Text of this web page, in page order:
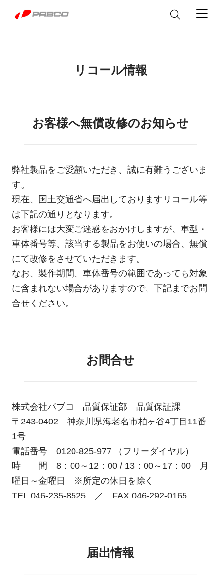
EXEO WING
Heavy Duty
大型ウイング
アルミバン
Heavy/Medium/Light Duty
普通免許で運転できる
「Alumi Van」
集配サービス用「Alumi
Van」
Heavy/Medium/Light Duty Heavy Duty
脱着ボデー
SWAP body
Medium Duty
テールゲートリフター
かくのうリフト すいちょくリフト
メンテナンス
製品取扱説明書
カスタマイズ
塗装
ステッカー
カスタマイズ
企業情報
企業概要
生産・営業拠点
カスタマーサービス
パブコ ブランド
信頼の品質
環境とリサイクル
写真コンテスト
ニュース
ニュース
リコール情報
採用情報
部品発注
お問合せ
リコール情報
お客様へ無償改修のお知らせ
弊社製品をご愛顧いただき、誠に有難うございま
す。
現在、国土交通省へ届出しておりますリコール等
は下記の通りとなります。
お客様には大変ご迷惑をおかけしますが、車型・
車体番号等、該当する製品をお使いの場合、無償
にて改修をさせていただきます。
なお、製作期間、車体番号の範囲であっても対象
に含まれない場合がありますので、下記までお問
合せください。
お問合せ
株式会社パブコ 品質保証部 品質保証課
〒243-0402 神奈川県海老名市柏ヶ谷4丁目11番
1号
電話番号 0120-825-977 （フリーダイヤル）
時 間 8：00～12：00 / 13：00～17：00 月
曜日～金曜日 ※所定の休日を除く
TEL.046-235-8525 ／ FAX.046-292-0165
届出情報